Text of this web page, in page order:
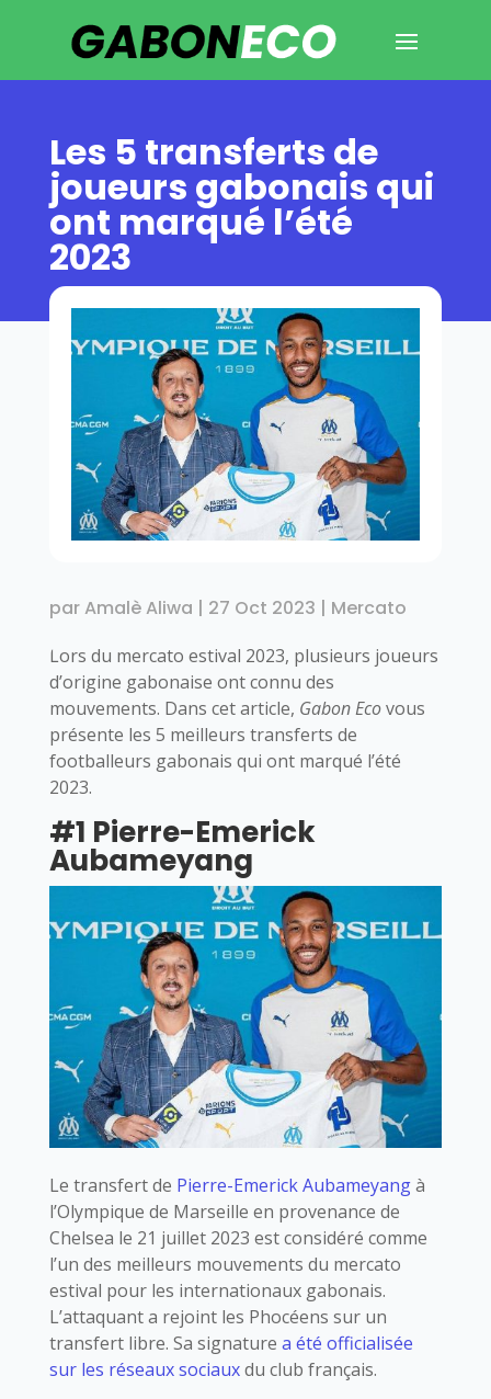
Les 5 transferts de
joueurs gabonais qui
ont marqué l’été
2023
parAmalè Aliwa | 27 Oct 2023 | Mercato
Lors du mercato estival 2023, plusieurs joueurs
d’origine gabonaise ont connu des
mouvements. Dans cet article, Gabon Ecovous
présente les 5 meilleurs transferts de
footballeurs gabonais qui ont marqué l’été
2023.
#1 Pierre-Emerick
Aubameyang
Le transfert de Pierre-Emerick Aubameyangà
l’Olympique de Marseille en provenance de
Chelsea le 21 juillet 2023 est considéré comme
l’un des meilleurs mouvements du mercato
estival pour les internationaux gabonais.
L’attaquant a rejoint les Phocéens sur un
transfert libre. Sa signature a été officialisée
sur les réseaux sociauxdu club français.